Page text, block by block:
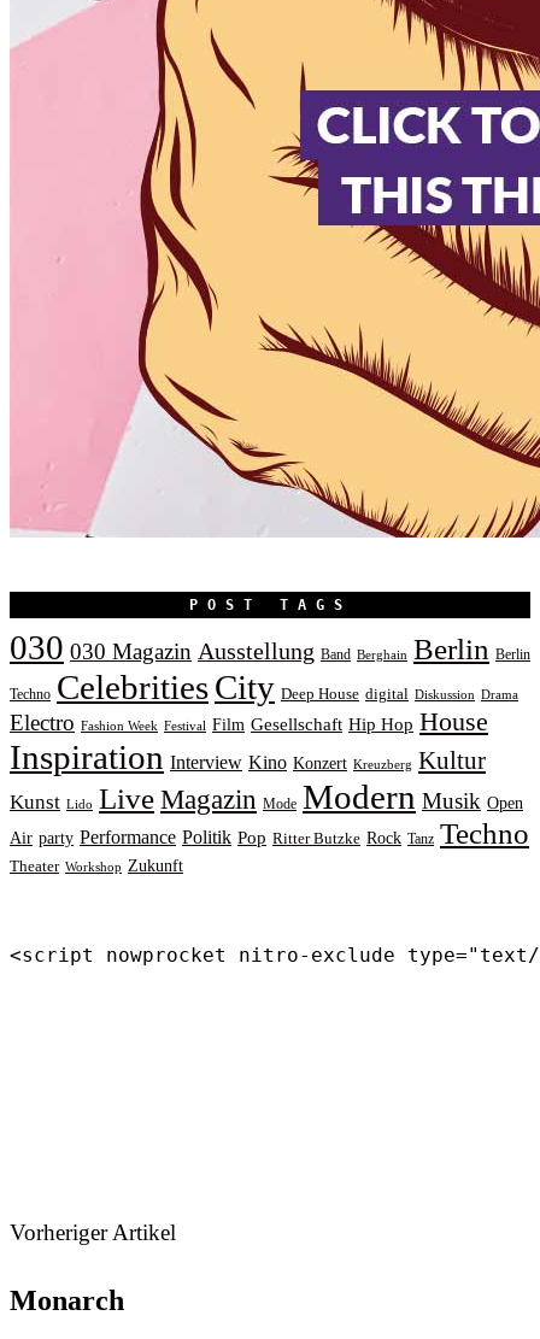
POST TAGS
030 030 Magazin Ausstellung Band Berghain Berlin Berlin
Techno CelebritiesCity Deep House digital Diskussion Drama
Electro Fashion Week Festival Film Gesellschaft Hip Hop House
Inspiration Interview Kino Konzert Kreuzberg Kultur
Kunst Lido LiveMagazin Mode Modern Musik Open
Air party Performance Politik Pop Ritter Butzke Rock Tanz Techno
Theater Workshop Zukunft
<script nowprocket nitro-exclude type="text/
Vorheriger Artikel
Monarch